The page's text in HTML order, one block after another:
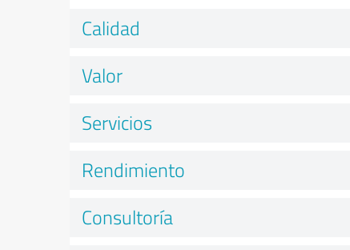
Calidad
Valor
Servicios
Rendimiento
Consultoría